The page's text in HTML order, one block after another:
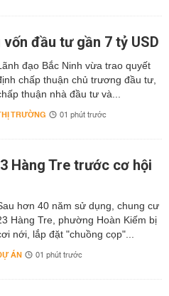
đầu tư gần 7 tỷ USD
đạo Bắc Ninh vừa trao quyết
chấp thuận chủ trương đầu tư,
thuận nhà đầu tư và...
TRƯỜNG 01 phút trước
Hàng Tre trước cơ hội
hơn 40 năm sử dụng, chung cư
Hàng Tre, phường Hoàn Kiếm bị
nới, lắp đặt "chuồng cọp"...
ÁN 01 phút trước